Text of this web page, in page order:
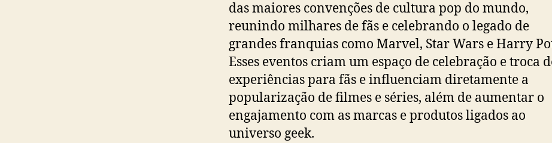
das maiores convenções de cultura pop do mundo,
reunindo milhares de fãs e celebrando o legado de
grandes franquias como Marvel, Star Wars e Harry
Esses eventos criam um espaço de celebração e troca
experiências para fãs e influenciam diretamente a
popularização de filmes e séries, além de aumentar o
engajamento com as marcas e produtos ligados ao
universo geek.